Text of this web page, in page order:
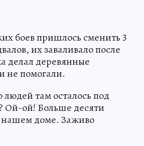
боев пришлось сменить 3
их заваливало после
делал деревянные
не помогали.
людей там осталось под
Ой-ой! Больше десяти
нашем доме. Заживо